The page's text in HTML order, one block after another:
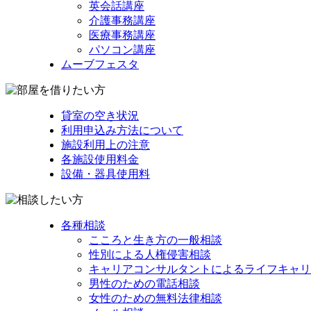
英会話講座
介護事務講座
医療事務講座
パソコン講座
ムーブフェスタ
貸室の空き状況
利用申込み方法について
施設利用上の注意
各施設使用料金
設備・器具使用料
各種相談
こころと生き方の一般相談
性別による人権侵害相談
キャリアコンサルタントによるライフキャ
男性のための電話相談
女性のための無料法律相談